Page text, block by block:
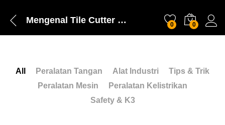
Mengenal Tile Cutter Blade dan Jenisnya 0 0
All Peralatan Tangan Alat Industri
Tips & Trik
Peralatan Mesin
Peralatan Kelistrikan
Safety & K3